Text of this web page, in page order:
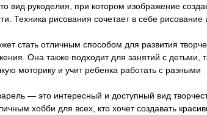
вид рукоделия, при котором изображение
Техника рисования сочетает в себе рисование
стать отличным способом для развития
Она также подходит для занятий с детьми,
моторику и учит ребенка работать с разными
— это интересный и доступный вид
хобби для всех, кто хочет создавать